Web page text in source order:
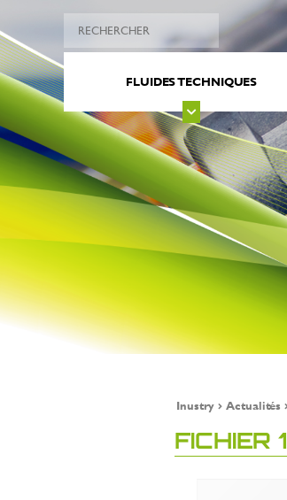
FLUIDES TECHNIQUES
Inustry Actualités
FICHIER 1